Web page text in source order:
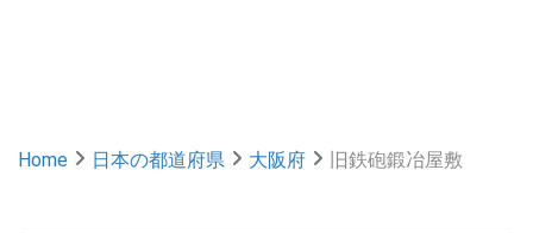
Home 日本の都道府県 大阪府 旧鉄砲鍛冶屋敷